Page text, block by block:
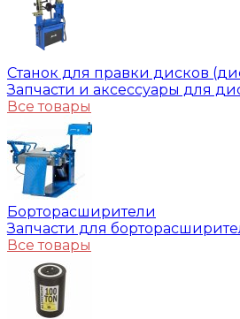
Станок для правки дисков
Запчасти и аксессуары для
Все товары
Борторасширители
Запчасти для
Все товары